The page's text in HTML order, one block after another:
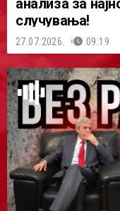
анализа за
случувања!
27.07.2026. 09:19